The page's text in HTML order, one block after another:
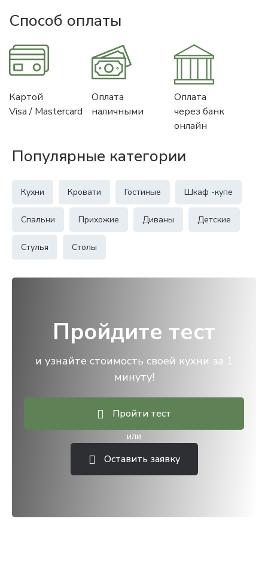
Способ оплаты
Картой
Visa / Mastercard
Оплата
наличными
Оплата
через банк
онлайн
Популярные категории
Кухни Кровати Гостиные Шкаф -купе
Спальни Прихожие Диваны Детские
Стулья Столы
Пройдите тест
и узнайте стоимость своей кухни за 1
минуту!
Пройти тест
или
Оставить заявку